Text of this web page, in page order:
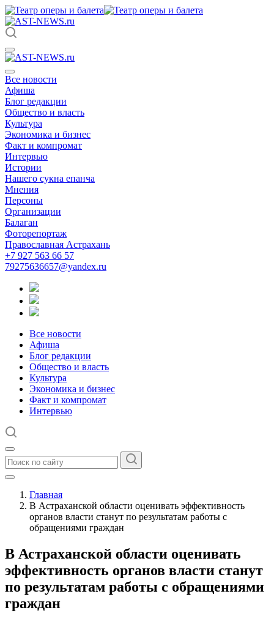
Все новости
Афиша
Блог редакции
Общество и власть
Культура
Экономика и бизнес
Факт и компромат
Интервью
Истории
Нашего сукна епанча
Мнения
Персоны
Организации
Балаган
Фоторепортаж
Православная Астрахань
+7 927 563 66 57
79275636657@yandex.ru
Все новости
Афиша
Блог редакции
Общество и власть
Культура
Экономика и бизнес
Факт и компромат
Интервью
Главная
В Астраханской области оценивать эффективность
органов власти станут по результатам работы с
обращениями граждан
В Астраханской области оценивать
эффективность органов власти станут
по результатам работы с обращениями
граждан